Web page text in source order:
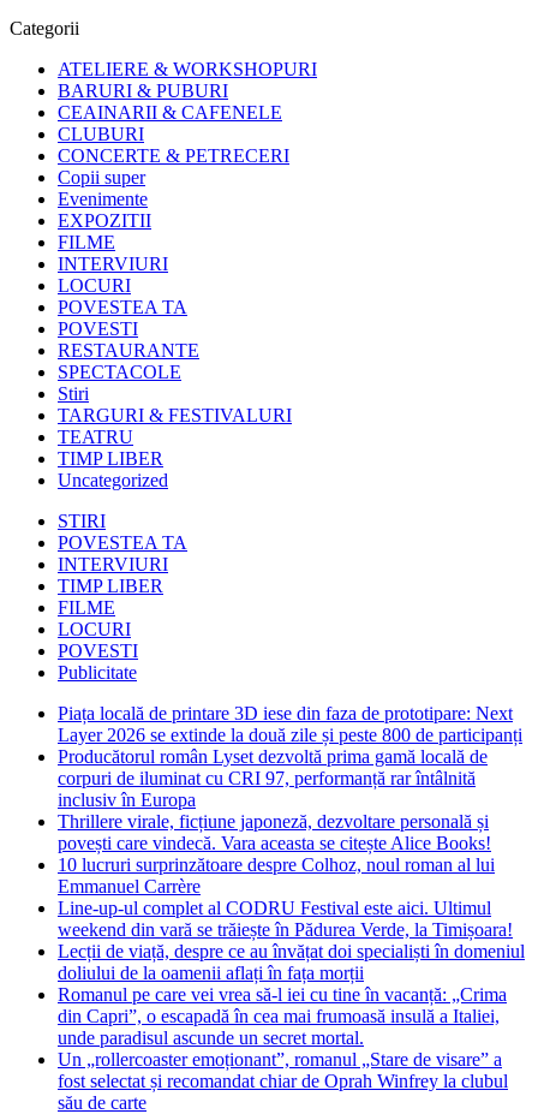
Categorii
ATELIERE & WORKSHOPURI
BARURI & PUBURI
CEAINARII & CAFENELE
CLUBURI
CONCERTE & PETRECERI
Copii super
Evenimente
EXPOZITII
FILME
INTERVIURI
LOCURI
POVESTEA TA
POVESTI
RESTAURANTE
SPECTACOLE
Stiri
TARGURI & FESTIVALURI
TEATRU
TIMP LIBER
Uncategorized
STIRI
POVESTEA TA
INTERVIURI
TIMP LIBER
FILME
LOCURI
POVESTI
Publicitate
Piața locală de printare 3D iese din faza de prototipare: Next
Layer 2026 se extinde la două zile și peste 800 de participanți
Producătorul român Lyset dezvoltă prima gamă locală de
corpuri de iluminat cu CRI 97, performanță rar întâlnită
inclusiv în Europa
Thrillere virale, ficțiune japoneză, dezvoltare personală și
povești care vindecă. Vara aceasta se citește Alice Books!
10 lucruri surprinzătoare despre Colhoz, noul roman al lui
Emmanuel Carrère
Line-up-ul complet al CODRU Festival este aici. Ultimul
weekend din vară se trăiește în Pădurea Verde, la Timișoara!
Lecții de viață, despre ce au învățat doi specialiști în domeniul
doliului de la oamenii aflați în fața morții
Romanul pe care vei vrea să-l iei cu tine în vacanță: „Crima
din Capri”, o escapadă în cea mai frumoasă insulă a Italiei,
unde paradisul ascunde un secret mortal.
Un „rollercoaster emoționant”, romanul „Stare de visare” a
fost selectat și recomandat chiar de Oprah Winfrey la clubul
său de carte